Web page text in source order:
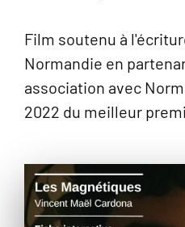
Film soutenu à
Normandie en
association avec
2022 du meilleur